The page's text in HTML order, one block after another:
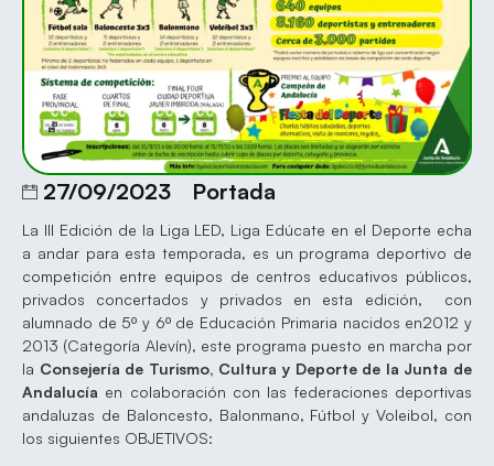
27/09/2023 Portada
La III Edición de la Liga LED, Liga Edúcate en el Deporte echa
a andar para esta temporada, es un programa deportivo de
competición entre equipos de centros educativos públicos,
privados concertados y privados en esta edición, con
alumnado de 5º y 6º de Educación Primaria nacidos en2012 y
2013 (Categoría Alevín), este programa puesto en marcha por
la Consejería de Turismo, Cultura y Deporte de la Junta de
Andalucía en colaboración con las federaciones deportivas
andaluzas de Baloncesto, Balonmano, Fútbol y Voleibol, con
los siguientes OBJETIVOS: